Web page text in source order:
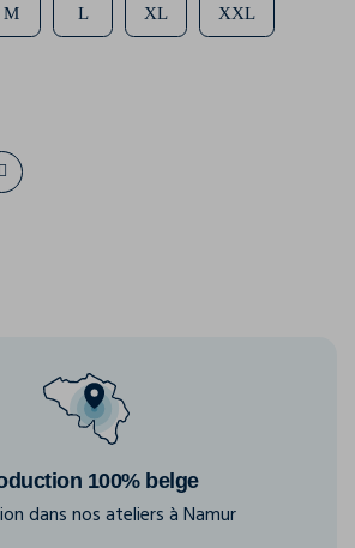
M L XL XXL
100% belge
dans nos ateliers à Namur